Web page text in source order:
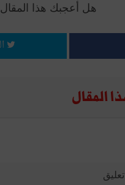
هل أعجبك هذا
المقال
تعليق